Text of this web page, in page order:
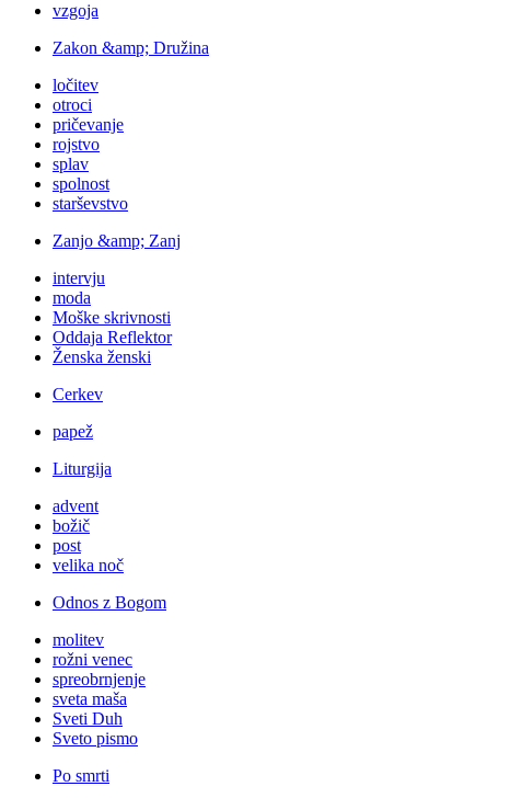
vzgoja
Zakon &amp; Družina
ločitev
otroci
pričevanje
rojstvo
splav
spolnost
starševstvo
Zanjo &amp; Zanj
intervju
moda
Moške skrivnosti
Oddaja Reflektor
Ženska ženski
Cerkev
papež
Liturgija
advent
božič
post
velika noč
Odnos z Bogom
molitev
rožni venec
spreobrnjenje
sveta maša
Sveti Duh
Sveto pismo
Po smrti